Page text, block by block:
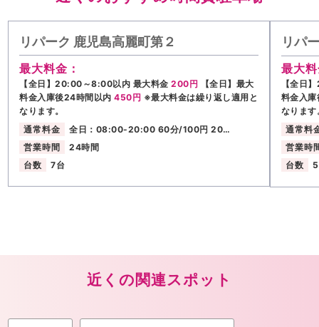
リパーク 鹿児島高麗町第２
最大料金：
【全日】20:00～8:00以内 最大料金200円
【全日】最大
料金入庫後24時間以内450円 ※最大料金は繰り返し適用と
なります。
通常料金
全日：08:00-20:00 60分/100円 20…
営業時間
24時間
台数
7台
リパ
最大
【全日
料金入
なります
通常料
営業時
台数
近くの関連スポット